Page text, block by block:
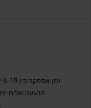
ההגעה שליח